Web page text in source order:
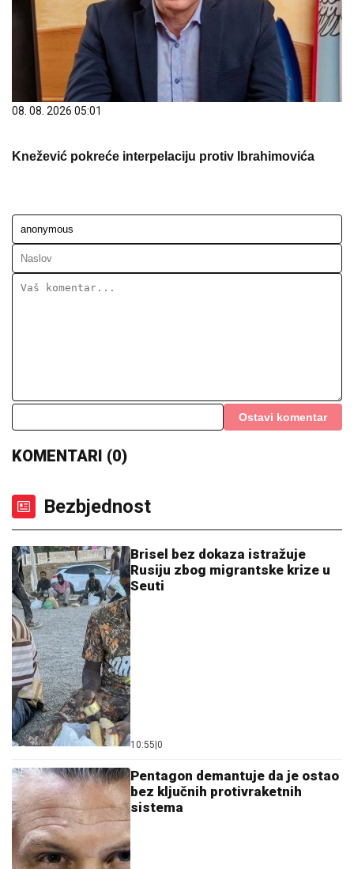
08. 08. 2026 05:01
Knežević pokreće interpelaciju protiv Ibrahimovića
Ostavi komentar
KOMENTARI (0)
Bezbjednost
Brisel bez dokaza istražuje
Rusiju zbog migrantske krize u
Seuti
10:55 0
Pentagon demantuje da je ostao
bez ključnih protivraketnih
sistema